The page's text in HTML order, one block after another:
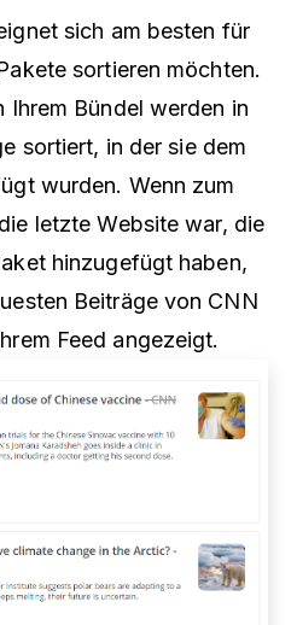
sich am besten für
sortieren möchten.
Ihrem Bündel werden in
sortiert, in der sie dem
wurden. Wenn zum
letzte Website war, die
hinzugefügt haben,
Beiträge von CNN
Feed angezeigt.